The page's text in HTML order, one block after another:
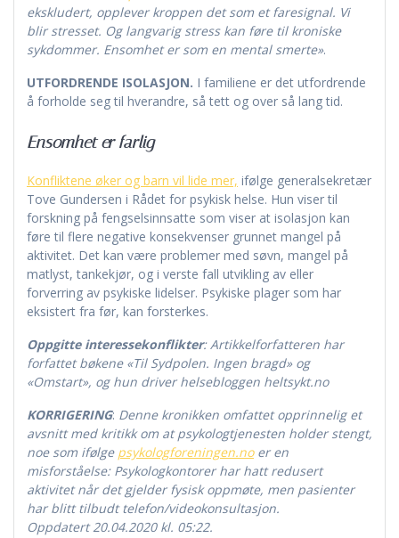
ekskludert, opplever kroppen det som et faresignal. Vi
blir stresset. Og langvarig stress kan føre til kroniske
sykdommer. Ensomhet er som en mental smerte».
UTFORDRENDE ISOLASJON. I familiene er det utfordrende
å forholde seg til hverandre, så tett og over så lang tid.
Ensomhet er farlig
Konfliktene øker og barn vil lide mer, ifølge generalsekretær
Tove Gundersen i Rådet for psykisk helse. Hun viser til
forskning på fengselsinnsatte som viser at isolasjon kan
føre til flere negative konsekvenser grunnet mangel på
aktivitet. Det kan være problemer med søvn, mangel på
matlyst, tankekjør, og i verste fall utvikling av eller
forverring av psykiske lidelser. Psykiske plager som har
eksistert fra før, kan forsterkes.
Oppgitte interessekonflikter: Artikkelforfatteren har
forfattet bøkene «Til Sydpolen. Ingen bragd» og
«Omstart», og hun driver helsebloggen heltsykt.no
KORRIGERING: Denne kronikken omfattet opprinnelig et
avsnitt med kritikk om at psykologtjenesten holder stengt,
noe som ifølge psykologforeningen.noer en
misforståelse: Psykologkontorer har hatt redusert
aktivitet når det gjelder fysisk oppmøte, men pasienter
har blitt tilbudt telefon/videokonsultasjon.
Oppdatert 20.04.2020 kl. 05:22.